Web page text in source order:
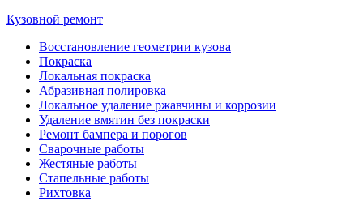
Кузовной ремонт
Восстановление геометрии кузова
Покраска
Локальная покраска
Абразивная полировка
Локальное удаление ржавчины и коррозии
Удаление вмятин без покраски
Ремонт бампера и порогов
Сварочные работы
Жестяные работы
Стапельные работы
Рихтовка